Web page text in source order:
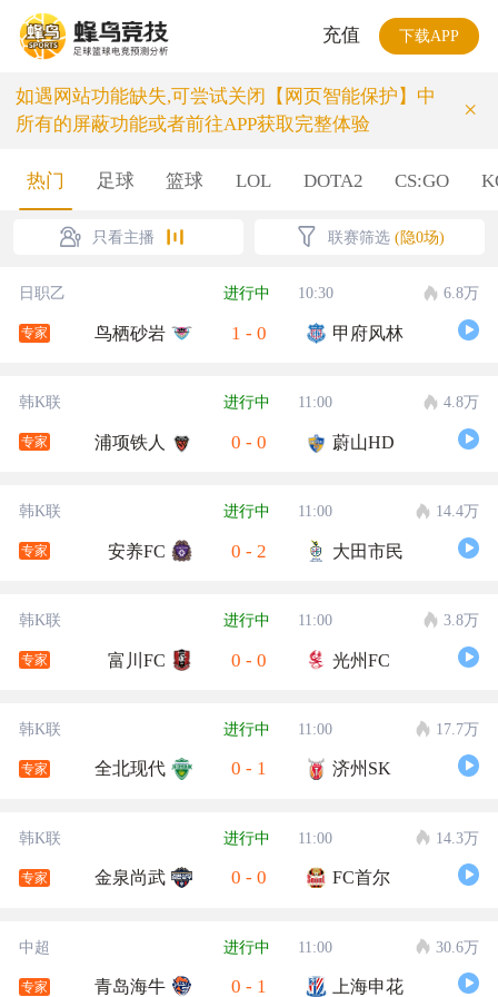
充值 下载APP
如遇网站功能缺失,可尝试关闭【网页智能保护】中
所有的屏蔽功能或者前往APP获取完整体验
×
热门 足球 篮球 LOL DOTA2 CS:GO
只看主播 联赛筛选 (隐0场)
日职乙 进行中 10:30 6.8万
专家 鸟栖砂岩 1 - 0 甲府风林
韩K联 进行中 11:00 4.8万
专家 浦项铁人 0 - 0 蔚山HD
韩K联 进行中 11:00 14.4万
专家 安养FC 0 - 2 大田市民
韩K联 进行中 11:00 3.8万
专家 富川FC 0 - 0 光州FC
韩K联 进行中 11:00 17.7万
专家 全北现代 0 - 1 济州SK
韩K联 进行中 11:00 14.3万
专家 金泉尚武 0 - 0 FC首尔
中超 进行中 11:00 30.6万
专家 青岛海牛 0 - 1 上海申花